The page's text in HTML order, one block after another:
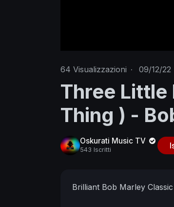
64 Visualizzazioni · 09/12/22
Three Little
Thing ) -
Oskurati Music TV
543 Iscritti
Brilliant Bob Marley